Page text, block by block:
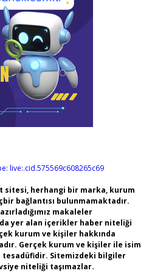
live:.cid.575569c608265c69
sitesi, herhangi bir marka, kurum
bağlantısı bulunmamaktadır.
makaleler
yer alan içerikler haber niteliği
kurum ve kişiler hakkında
Gerçek kurum ve kişiler ile isim
Sitemizdeki bilgiler
niteliği taşımazlar.